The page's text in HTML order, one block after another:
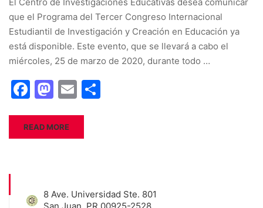
que el Programa del Tercer Congreso Internacional
Estudiantil de Investigación y Creación en Educación ya
está disponible. Este evento, que se llevará a cabo el
miércoles, 25 de marzo de 2020, durante todo …
Facebook
Mastodon
Email
READ MORE
8 Ave. Universidad Ste. 801